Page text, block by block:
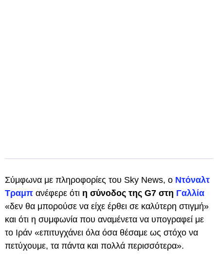
Σύμφωνα με πληροφορίες του Sky News, ο Ντόναλτ
Τραμπ ανέφερε ότι η σύνοδος της G7 στη Γαλλία
«δεν θα μπορούσε να είχε έρθει σε καλύτερη στιγμή»
και ότι η συμφωνία που αναμένετα να υπογραφεί με
το Ιράν «επιτυγχάνει όλα όσα θέσαμε ως στόχο να
πετύχουμε, τα πάντα και πολλά περισσότερα».